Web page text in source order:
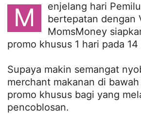
M
enjelang hari
bertepatan dengan
MomsMoney
promo khusus 1 hari pada
Supaya makin semangat
merchant makanan di
promo khusus bagi yang
pencoblosan.